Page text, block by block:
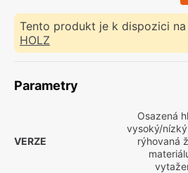
Tento produkt je k dispozici na
HOLZ
Parametry
VERZE
Osazená
vysoký/
rýhovaná